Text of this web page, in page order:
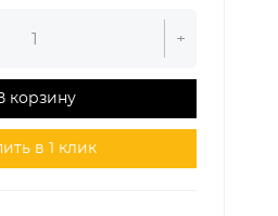
+
корзину
в 1 клик